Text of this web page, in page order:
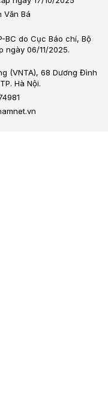
Văn Bá
BC do Cục Báo chí, Bộ
ngày 06/11/2025.
(VNTA), 68 Dương Đình
Hà Nội.